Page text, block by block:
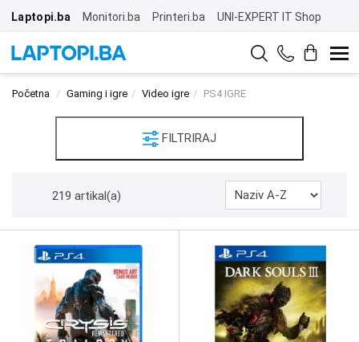
Laptopi.ba Monitori.ba Printeri.ba UNI-EXPERT IT Shop
Početna Gaming i igre Video igre PS4 IGRE
FILTRIRAJ
219 artikal(a)